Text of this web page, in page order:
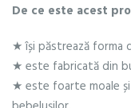
De ce este acest
★ își păstrează forma
★ este fabricată din
★ este foarte moale